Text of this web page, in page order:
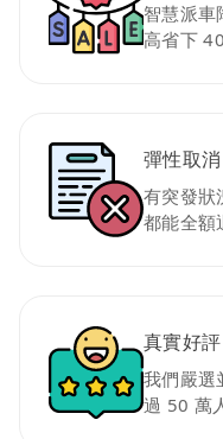
智慧派車
高省下
彈性取
有突發狀
都能全額
真實好
我們嚴選
過 50 萬